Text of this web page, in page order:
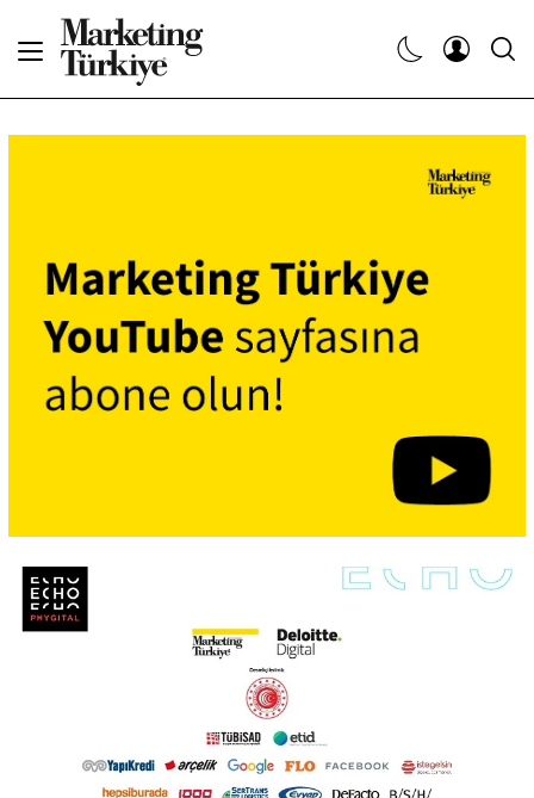
Dergiler
Etkinlikler
Araştırma